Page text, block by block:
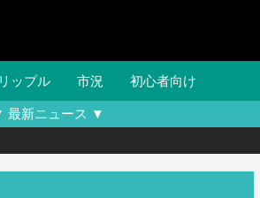
リップル 市況 初心者向け
最新ニュース ▼